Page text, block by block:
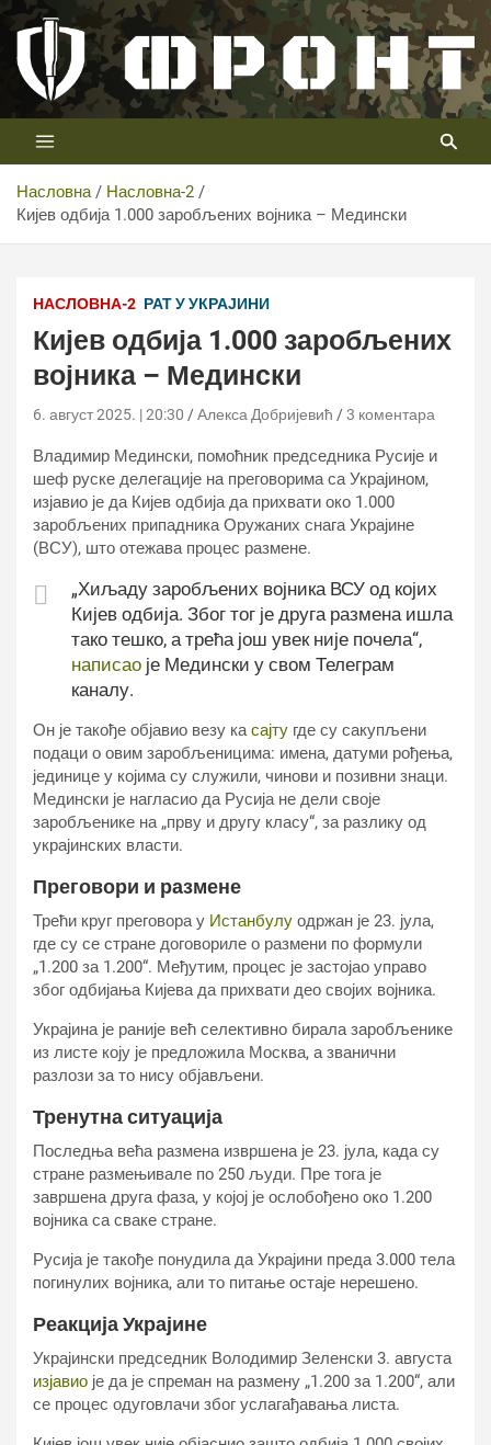
Скип
цонтент
Телевизија ФРОНТ
Први војни канал у Србији
Насловна
Насловна-2
Кијев одбија 1.000 заробљених војника – Медински
НАСЛОВНА-2 РАТ У УКРАЈИНИ
Кијев одбија 1.000 заробљених
војника – Медински
6. август 2025. | 20:30 Алекса Добријевић 3 коментара
Владимир Медински, помоћник председника Русије и
шеф руске делегације на преговорима са Украјином,
изјавио је да Кијев одбија да прихвати око 1.000
заробљених припадника Оружаних снага Украјине
(ВСУ), што отежава процес размене.
„Хиљаду заробљених војника ВСУ од којих
Кијев одбија. Због тог је друга размена ишла
тако тешко, а трећа још увек није почела“,
написао је Медински у свом Телеграм
каналу.
Он је такође објавио везу касајту где су сакупљени
подаци о овим заробљеницима: имена, датуми рођења,
јединице у којима су служили, чинови и позивни знаци.
Медински је нагласио да Русија не дели своје
заробљенике на „прву и другу класу“, за разлику од
украјинских власти.
Преговори и размене
Трећи круг преговора у Истанбулу одржан је 23. јула,
где су се стране договориле о размени по формули
„1.200 за 1.200“. Међутим, процес је застојао управо
због одбијања Кијева да прихвати део својих војника.
Украјина је раније већ селективно бирала заробљенике
из листе коју је предложила Москва, а званични
разлози за то нису објављени.
Тренутна ситуација
Последња већа размена извршена је 23. јула, када су
стране размењивале по 250 људи. Пре тога је
завршена друга фаза, у којој је ослобођено око 1.200
војника са сваке стране.
Русија је такође понудила да Украјини преда 3.000 тела
погинулих војника, али то питање остаје нерешено.
Реакција Украјине
Украјински председник Володимир Зеленски 3. августа
изјавио је да је спреман на размену „1.200 за 1.200“, али
се процес одуговлачи због услагађавања листа.